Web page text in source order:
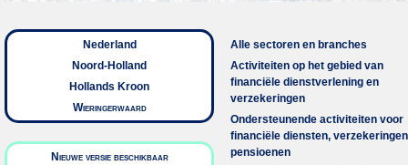
Nederland
Noord-Holland
Hollands Kroon
Wieringerwaard
Nieuwe versie beschikbaar
Alle sectoren en branches
Activiteiten op het gebied van
financiële dienstverlening en
verzekeringen
Ondersteunende activiteiten voor
financiële diensten,
pensioenen